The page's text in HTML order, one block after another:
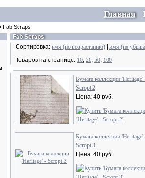
Главная
Fab Scraps
Fab Scraps
Сортировка: имя (по возрастанию)
имя (по
Товаров на странице: 10, 20, 50, 100
Бумага коллекции 'Heritage'
Scropt 2
Цена: 40 руб.
Бумага коллекции 'Heritage'
Scropt 3
Цена: 40 руб.